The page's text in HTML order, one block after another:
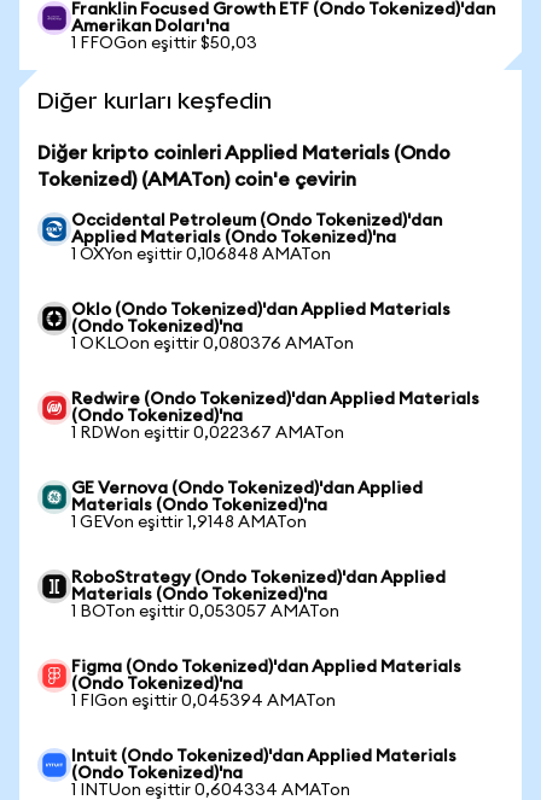
Franklin Focused Growth ETF (Ondo Tokenized)'dan
Amerikan Doları'na
1 FFOGon eşittir $50,03
Diğer kurları keşfedin
Diğer kripto coinleri Applied Materials (Ondo
Tokenized) (AMATon) coin'e çevirin
Occidental Petroleum (Ondo Tokenized)'dan
Applied Materials (Ondo Tokenized)'na
1 OXYon eşittir 0,106848 AMATon
Oklo (Ondo Tokenized)'dan Applied Materials
(Ondo Tokenized)'na
1 OKLOon eşittir 0,080376 AMATon
Redwire (Ondo Tokenized)'dan Applied Materials
(Ondo Tokenized)'na
1 RDWon eşittir 0,022367 AMATon
GE Vernova (Ondo Tokenized)'dan Applied
Materials (Ondo Tokenized)'na
1 GEVon eşittir 1,9148 AMATon
RoboStrategy (Ondo Tokenized)'dan Applied
Materials (Ondo Tokenized)'na
1 BOTon eşittir 0,053057 AMATon
Figma (Ondo Tokenized)'dan Applied Materials
(Ondo Tokenized)'na
1 FIGon eşittir 0,045394 AMATon
Intuit (Ondo Tokenized)'dan Applied Materials
(Ondo Tokenized)'na
1 INTUon eşittir 0,604334 AMATon